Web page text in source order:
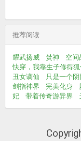
推荐阅读
耀武扬威 焚神 空间
快穿，我靠生子修得狐
丑女谪仙
只是一个
剑指神界
完美化身
妃
带着传奇游异界